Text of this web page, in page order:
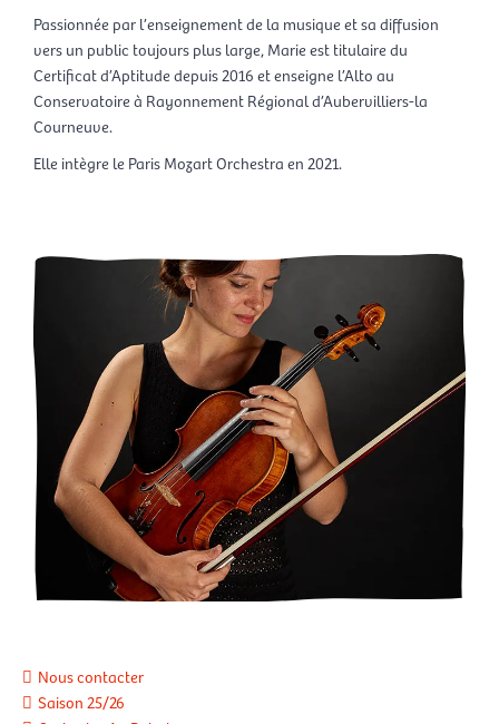
Passionnée par l’enseignement de la musique et sa diffusion
vers un public toujours plus large, Marie est titulaire du
Certificat d’Aptitude depuis 2016 et enseigne l’Alto au
Conservatoire à Rayonnement Régional d’Aubervilliers-la
Courneuve.
Elle intègre le Paris Mozart Orchestra en 2021.
Nous contacter
Saison 25/26